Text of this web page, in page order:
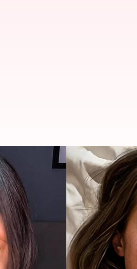
selfie aneh GenZ
12:52 pm
belum cukup, ada pose
mengamati
hidung.